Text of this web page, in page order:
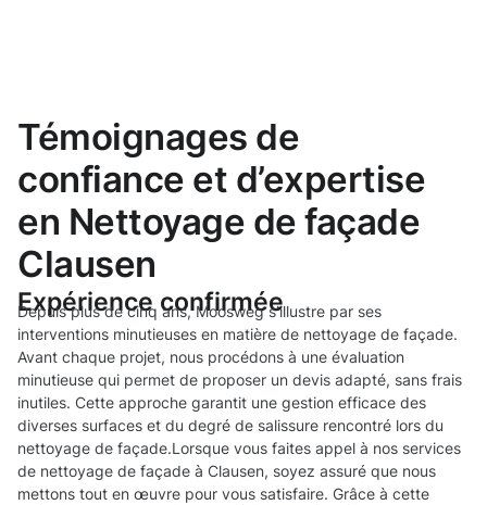
Témoignages de
confiance et d’expertise
en Nettoyage de façade
Clausen
Expérience confirmée
Depuis plus de cinq ans, Moosweg s’illustre par ses
interventions minutieuses en matière de nettoyage de façade.
Avant chaque projet, nous procédons à une évaluation
minutieuse qui permet de proposer un devis adapté, sans frais
inutiles. Cette approche garantit une gestion efficace des
diverses surfaces et du degré de salissure rencontré lors du
nettoyage de façade.Lorsque vous faites appel à nos services
de nettoyage de façade à Clausen, soyez assuré que nous
mettons tout en œuvre pour vous satisfaire. Grâce à cette